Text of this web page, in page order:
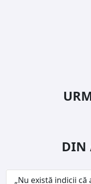
DIN
„Nu există indicii